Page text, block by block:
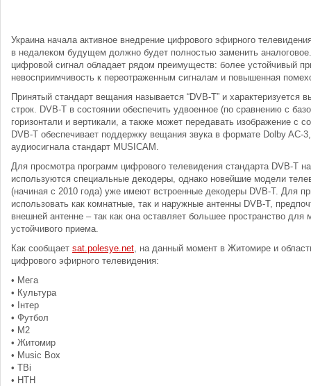
Украина начала активное внедрение цифрового эфирного
в недалеком будущем должно будет полностью заменить
цифровой сигнал обладает рядом преимуществ: более устойчивый
невосприимчивость к переотраженным сигналам и повышенная
Принятый стандарт вещания называется “DVB-T” и характеризуется
строк. DVB-T в состоянии обеспечить удвоенное (по сравнению с
горизонтали и вертикали, а также может передавать изображение c
DVB-T обеспечивает поддержку вещания звука в формате Dolby AC-
аудиосигнала стандарт MUSICAM.
Для просмотра программ цифрового телевидения стандарта DVB-T
используются специальные декодеры, однако новейшие модели
(начиная с 2010 года) уже имеют встроенные декодеры DVB-T. Для
использовать как комнатные, так и наружные антенны DVB-T,
внешней антенне – так как она оставляет большее пространство для
устойчивого приема.
Как сообщает sat.polesye.net, на данный момент в Житомире и
цифрового эфирного телевидения:
• Мега
• Культура
• Інтер
• Футбол
• М2
• Житомир
• Music Box
• ТВі
• НТН